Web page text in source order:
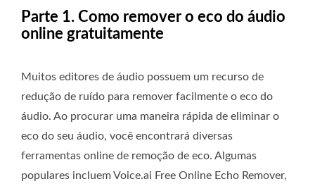
Parte 1. Como remover o eco do áudio
online gratuitamente
Muitos editores de áudio possuem um recurso de
redução de ruído para remover facilmente o eco do
áudio. Ao procurar uma maneira rápida de eliminar o
eco do seu áudio, você encontrará diversas
ferramentas online de remoção de eco. Algumas
populares incluem Voice.ai Free Online Echo Remover,